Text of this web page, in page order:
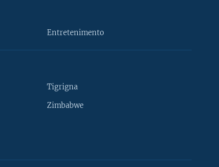
Entretenimento
Tigrigna
Zimbabwe